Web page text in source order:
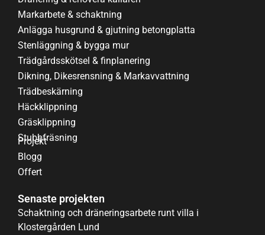
Markarbete & schaktning
Anlägga husgrund & gjutning betongplatta
Stenläggning & bygga mur
Trädgårdsskötsel & finplanering
Dikning, Dikesrensning & Markavvattning
Trädbeskärning
Häckklippning
Gräsklippning
Stubbfräsning
Projekt
Blogg
Offert
Senaste projekten
Schaktning och dräneringsarbete runt villa i
Klostergården Lund